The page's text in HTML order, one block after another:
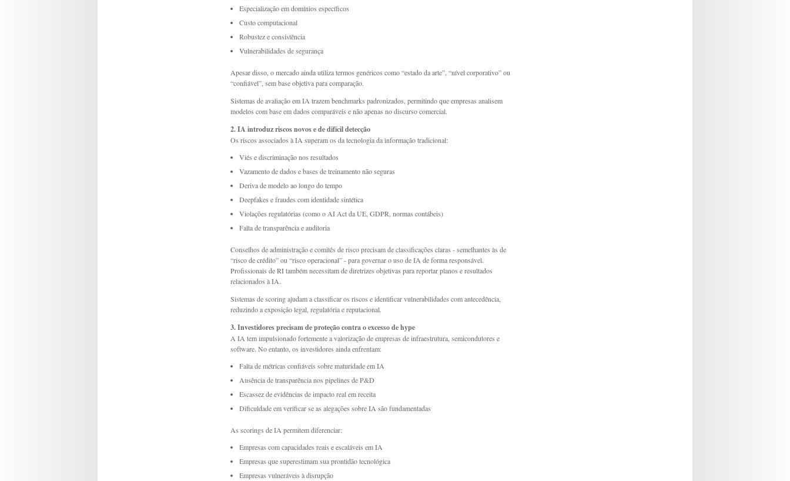
Especialização em domínios específicos
Custo computacional
Robustez e consistência
Vulnerabilidades de segurança
Apesar disso, o mercado ainda utiliza termos genéricos como “estado da arte”, “nível corporativo” ou
“confiável”, sem base objetiva para comparação.
Sistemas de avaliação em IA trazem benchmarks padronizados, permitindo que empresas analisem
modelos com base em dados comparáveis e não apenas no discurso comercial.
2. IA introduz riscos novos e de difícil detecção
Os riscos associados à IA superam os da tecnologia da informação tradicional:
Viés e discriminação nos resultados
Vazamento de dados e bases de treinamento não seguras
Deriva de modelo ao longo do tempo
Deepfakes e fraudes com identidade sintética
Violações regulatórias (como o AI Act da UE, GDPR, normas contábeis)
Falta de transparência e auditoria
Conselhos de administração e comitês de risco precisam de classificações claras - semelhantes às de
“risco de crédito” ou “risco operacional” - para governar o uso de IA de forma responsável.
Profissionais de RI também necessitam de diretrizes objetivas para reportar planos e resultados
relacionados à IA.
Sistemas de scoring ajudam a classificar os riscos e identificar vulnerabilidades com antecedência,
reduzindo a exposição legal, regulatória e reputacional.
3. Investidores precisam de proteção contra o excesso de hype
A IA tem impulsionado fortemente a valorização de empresas de infraestrutura, semicondutores e
software. No entanto, os investidores ainda enfrentam:
Falta de métricas confiáveis sobre maturidade em IA
Ausência de transparência nos pipelines de P&D
Escassez de evidências de impacto real em receita
Dificuldade em verificar se as alegações sobre IA são fundamentadas
As scorings de IA permitem diferenciar:
Empresas com capacidades reais e escaláveis em IA
Empresas que superestimam sua prontidão tecnológica
Empresas vulneráveis à disrupção